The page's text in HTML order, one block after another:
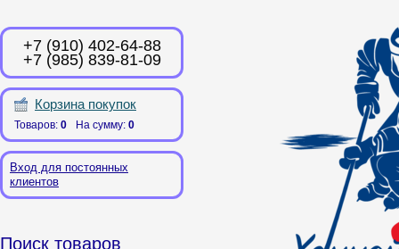
+7 (910) 402-64-88
+7 (985) 839-81-09
Корзина покупок
Товаров: 0 На сумму: 0
Вход для постоянных
клиентов
Поиск товаров